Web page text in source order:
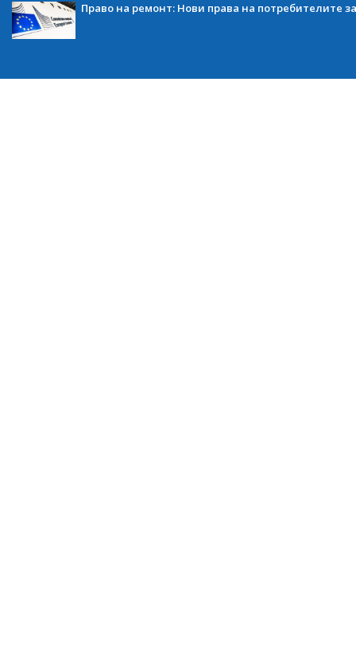
Право на ремонт: Нови права на потребителите